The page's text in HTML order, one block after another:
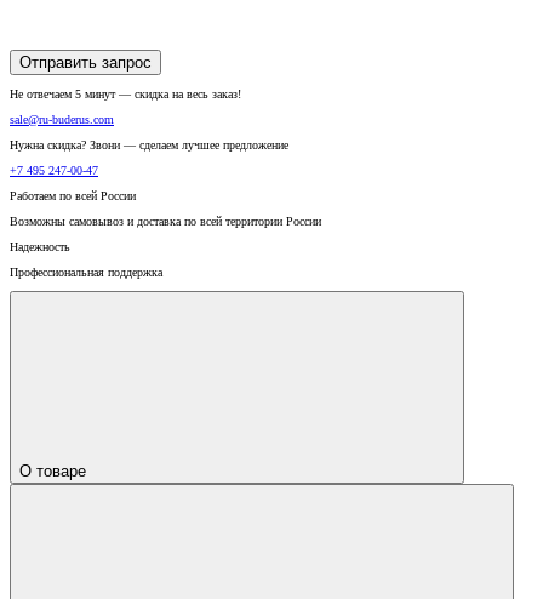
Отправить запрос
Не отвечаем 5 минут — скидка на весь заказ!
sale@ru-buderus.com
Нужна скидка? Звони — сделаем лучшее предложение
+7 495 247-00-47
Работаем по всей России
Возможны самовывоз и доставка по всей территории России
Надежность
Профессиональная поддержка
О товаре